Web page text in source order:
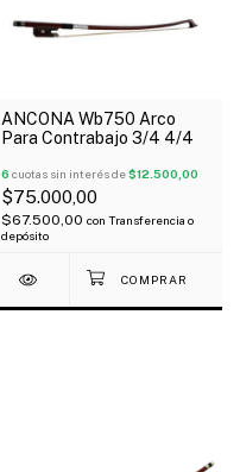
ANCONA Wb750 Arco
Para Contrabajo 3/4 4/4
6 cuotas sin interés de$12.500,00
$75.000,00
$67.500,00 con Transferencia o
depósito